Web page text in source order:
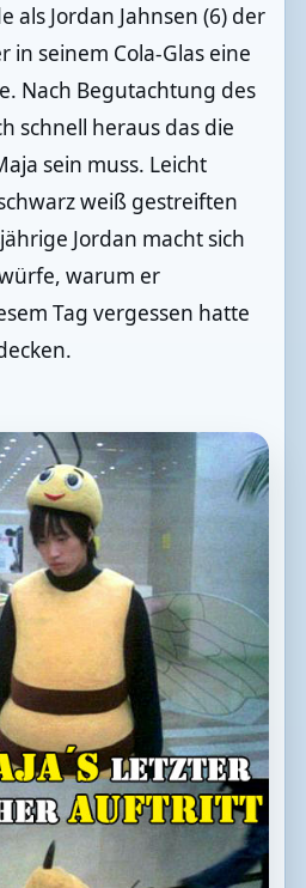
als Jordan Jahnsen (6) der
in seinem Cola-Glas eine
Nach Begutachtung des
schnell heraus das die
sein muss. Leicht
weiß gestreiften
Jordan macht sich
warum er
Tag vergessen hatte